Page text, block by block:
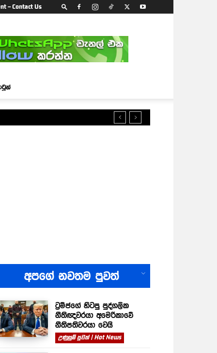
– Contact Us
අපගේ නවතම පුවත්
ට්‍රම්ප්ගේ හිටපු පුද්ගලික
නීතිඥවරයා අමෙරිකාවේ
නීතිපතිවරයා වෙයි
උණුසුම් පුවත් | Hot News